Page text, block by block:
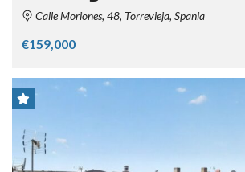
Calle Moriones, 48, Torrevieja, Spania
€159,000